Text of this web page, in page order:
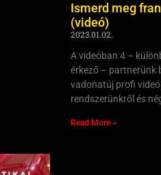
Ismerd meg
(videó)
2023.01.02.
A videóban 4 –
érkező – partnerünk
vadonatúj profi
rendszerünkről és
Read More »